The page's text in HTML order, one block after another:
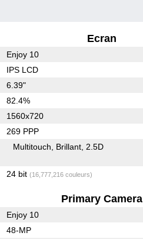
Ecran
Enjoy 10
IPS LCD
6.39"
82.4%
1560x720
269 PPP
Multitouch Brillant 2.5D
24 bit (16,777,216 couleurs)
Primary Camera
Enjoy 10
48-MP